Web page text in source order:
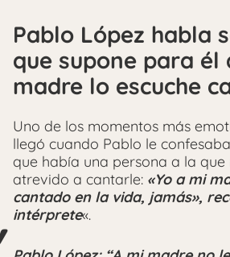
Pablo López habla
que supone para él
madre lo escuche
Uno de los momentos más
llegó cuando Pablo le
que había una persona a la que
atrevido a cantarle: «Yo a mi
cantado en la vida, jamás»,
intérprete«.